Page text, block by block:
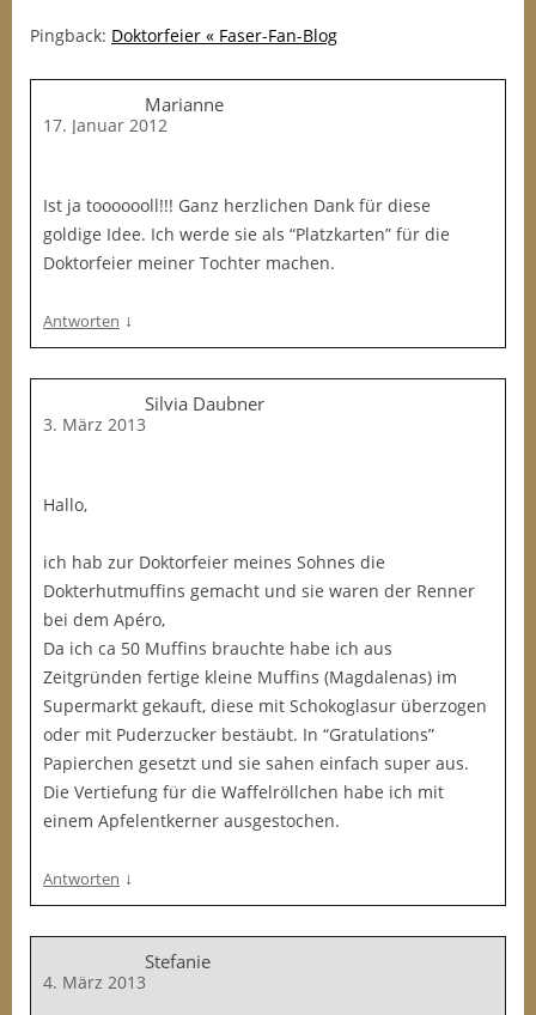
Pingback: Doktorfeier « Faser-Fan-Blog
Marianne
17. Januar 2012
Ist ja tooooooll!!! Ganz herzlichen Dank für diese
goldige Idee. Ich werde sie als “Platzkarten” für die
Doktorfeier meiner Tochter machen.
Antworten ↓
Silvia Daubner
3. März 2013
Hallo,
ich hab zur Doktorfeier meines Sohnes die
Dokterhutmuffins gemacht und sie waren der Renner
bei dem Apéro,
Da ich ca 50 Muffins brauchte habe ich aus
Zeitgründen fertige kleine Muffins (Magdalenas) im
Supermarkt gekauft, diese mit Schokoglasur überzogen
oder mit Puderzucker bestäubt. In “Gratulations”
Papierchen gesetzt und sie sahen einfach super aus.
Die Vertiefung für die Waffelröllchen habe ich mit
einem Apfelentkerner ausgestochen.
Antworten ↓
Stefanie
4. März 2013